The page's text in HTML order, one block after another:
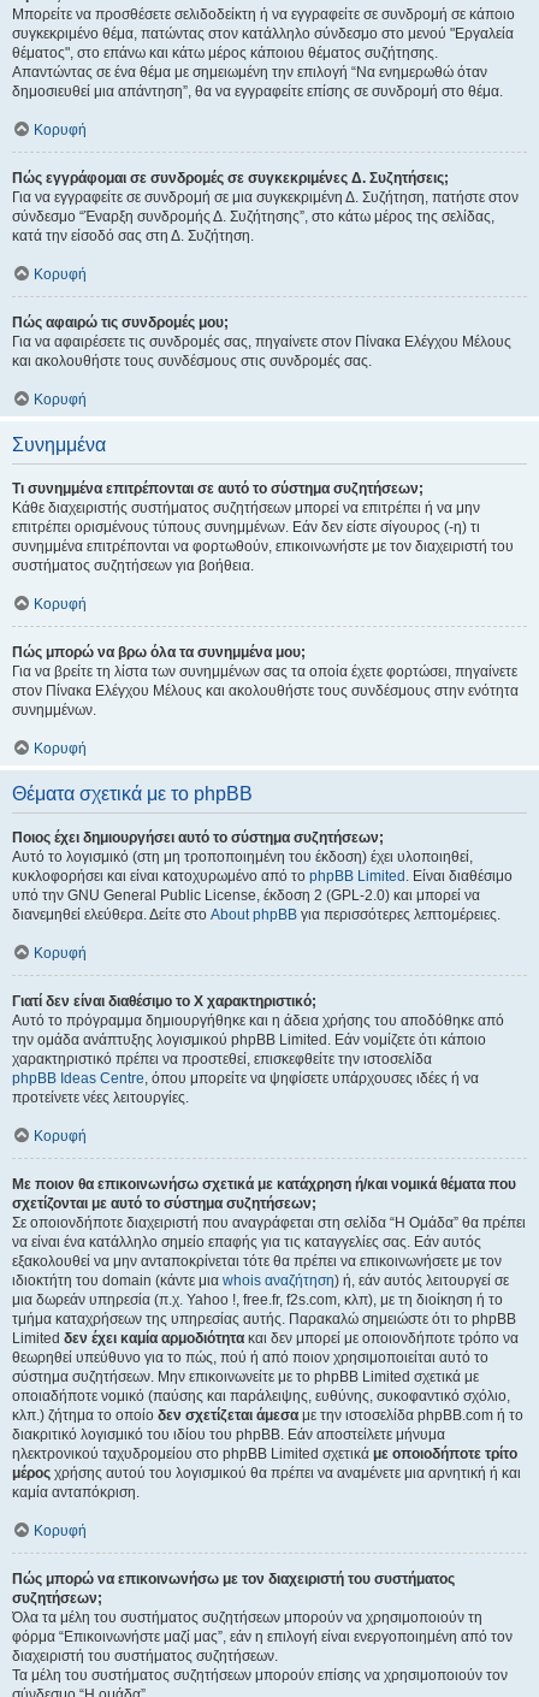
Μπορείτε να προσθέσετε σελιδοδείκτη ή να εγγραφείτε σε συνδρομή σε κάποιο
συγκεκριμένο θέμα, πατώντας στον κατάλληλο σύνδεσμο στο μενού "Εργαλεία
θέματος", στο επάνω και κάτω μέρος κάποιου θέματος συζήτησης.
Απαντώντας σε ένα θέμα με σημειωμένη την επιλογή “Να ενημερωθώ όταν
δημοσιευθεί μια απάντηση”, θα να εγγραφείτε επίσης σε συνδρομή στο θέμα.
Κορυφή
Πώς εγγράφομαι σε συνδρομές σε συγκεκριμένες Δ. Συζητήσεις;
Για να εγγραφείτε σε συνδρομή σε μια συγκεκριμένη Δ. Συζήτηση, πατήστε στον
σύνδεσμο “Έναρξη συνδρομής Δ. Συζήτησης”, στο κάτω μέρος της σελίδας,
κατά την είσοδό σας στη Δ. Συζήτηση.
Κορυφή
Πώς αφαιρώ τις συνδρομές μου;
Για να αφαιρέσετε τις συνδρομές σας, πηγαίνετε στον Πίνακα Ελέγχου Μέλους
και ακολουθήστε τους συνδέσμους στις συνδρομές σας.
Κορυφή
Συνημμένα
Τι συνημμένα επιτρέπονται σε αυτό το σύστημα συζητήσεων;
Κάθε διαχειριστής συστήματος συζητήσεων μπορεί να επιτρέπει ή να μην
επιτρέπει ορισμένους τύπους συνημμένων. Εάν δεν είστε σίγουρος (-η) τι
συνημμένα επιτρέπονται να φορτωθούν, επικοινωνήστε με τον διαχειριστή του
συστήματος συζητήσεων για βοήθεια.
Κορυφή
Πώς μπορώ να βρω όλα τα συνημμένα μου;
Για να βρείτε τη λίστα των συνημμένων σας τα οποία έχετε φορτώσει, πηγαίνετε
στον Πίνακα Ελέγχου Μέλους και ακολουθήστε τους συνδέσμους στην ενότητα
συνημμένων.
Κορυφή
Θέματα σχετικά με το phpBB
Ποιος έχει δημιουργήσει αυτό το σύστημα συζητήσεων;
Αυτό το λογισμικό (στη μη τροποποιημένη του έκδοση) έχει υλοποιηθεί,
κυκλοφορήσει και είναι κατοχυρωμένο από το phpBB Limited . Είναι διαθέσιμο
υπό την GNU General Public License, έκδοση 2 (GPL-2.0) και μπορεί να
διανεμηθεί ελεύθερα. Δείτε στο About phpBB για περισσότερες λεπτομέρειες.
Κορυφή
Γιατί δεν είναι διαθέσιμο το Χ χαρακτηριστικό;
Αυτό το πρόγραμμα δημιουργήθηκε και η άδεια χρήσης του αποδόθηκε από
την ομάδα ανάπτυξης λογισμικού phpBB Limited. Εάν νομίζετε ότι κάποιο
χαρακτηριστικό πρέπει να προστεθεί, επισκεφθείτε την ιστοσελίδα
phpBB Ideas Centre, όπου μπορείτε να ψηφίσετε υπάρχουσες ιδέες ή να
προτείνετε νέες λειτουργίες.
Κορυφή
Με ποιον θα επικοινωνήσω σχετικά με κατάχρηση ή/και νομικά θέματα που
σχετίζονται με αυτό το σύστημα συζητήσεων;
Σε οποιονδήποτε διαχειριστή που αναγράφεται στη σελίδα “Η Ομάδα” θα πρέπει
να είναι ένα κατάλληλο σημείο επαφής για τις καταγγελίες σας. Εάν αυτός
εξακολουθεί να μην ανταποκρίνεται τότε θα πρέπει να επικοινωνήσετε με τον
ιδιοκτήτη του domain (κάντε μια whois αναζήτηση) ή, εάν αυτός λειτουργεί σε
μια δωρεάν υπηρεσία (π.χ. Yahoo !, free.fr, f2s.com, κλπ), με τη διοίκηση ή το
τμήμα καταχρήσεων της υπηρεσίας αυτής. Παρακαλώ σημειώστε ότι το phpBB
Limited δεν έχει καμία αρμοδιότητα και δεν μπορεί με οποιονδήποτε τρόπο να
θεωρηθεί υπεύθυνο για το πώς, πού ή από ποιον χρησιμοποιείται αυτό το
σύστημα συζητήσεων. Μην επικοινωνείτε με το phpBB Limited σχετικά με
οποιαδήποτε νομικό (παύσης και παράλειψης, ευθύνης, συκοφαντικό σχόλιο,
κλπ.) ζήτημα το οποίο δεν σχετίζεται άμεσα με την ιστοσελίδα phpBB.com ή το
διακριτικό λογισμικό του ιδίου του phpBB. Εάν αποστείλετε μήνυμα
ηλεκτρονικού ταχυδρομείου στο phpBB Limited σχετικά με οποιοδήποτε τρίτο
μέρος χρήσης αυτού του λογισμικού θα πρέπει να αναμένετε μια αρνητική ή και
καμία ανταπόκριση.
Κορυφή
Πώς μπορώ να επικοινωνήσω με τον διαχειριστή του συστήματος
συζητήσεων;
Όλα τα μέλη του συστήματος συζητήσεων μπορούν να χρησιμοποιούν τη
φόρμα “Επικοινωνήστε μαζί μας”, εάν η επιλογή είναι ενεργοποιημένη από τον
διαχειριστή του συστήματος συζητήσεων.
Τα μέλη του συστήματος συζητήσεων μπορούν επίσης να χρησιμοποιούν τον